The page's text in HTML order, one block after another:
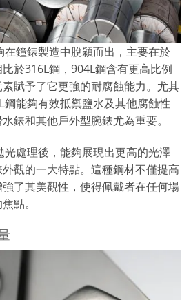
鐘錶製造中脫穎而出，主要在於
於316L鋼，904L鋼含有更高比例
賦予了它更強的耐腐蝕能力。尤其
鋼能夠有效抵禦鹽水及其他腐蝕性
錶和其他戶外型腕錶尤為重要。
光處理後，能夠展現出更高的光澤
觀的一大特點。這種鋼材不僅提高
了其美觀性，使得佩戴者在任何場
點。